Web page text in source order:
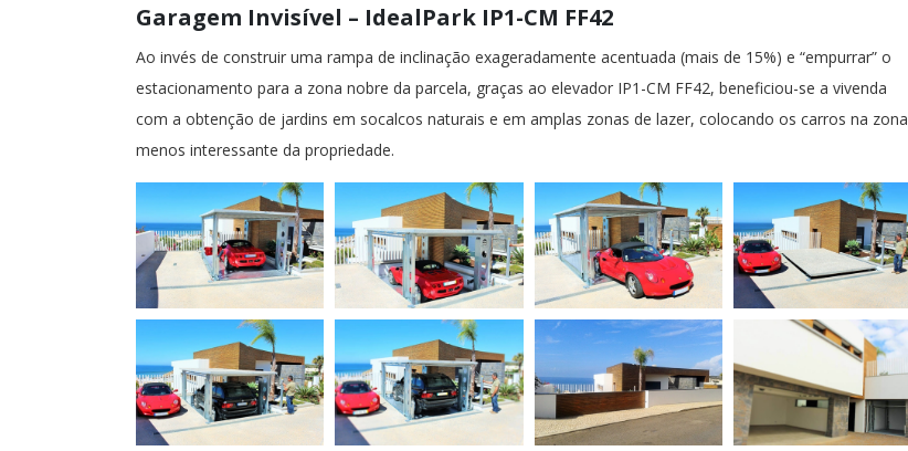
Garagem Invisível – IdealPark IP1-CM FF42
Ao invés de construir uma rampa de inclinação exageradamente acentuada (mais de 15%) e “empurrar” o
estacionamento para a zona nobre da parcela, graças ao elevador IP1-CM FF42, beneficiou-se a vivenda
com a obtenção de jardins em socalcos naturais e em amplas zonas de lazer, colocando os carros na zona
menos interessante da propriedade.